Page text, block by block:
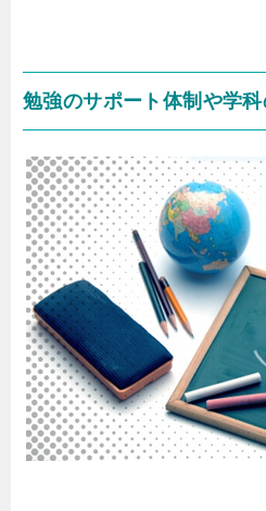
勉強のサポート体制や学